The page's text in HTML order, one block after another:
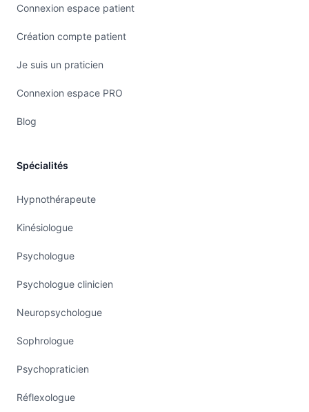
Connexion espace patient
Création compte patient
Je suis un praticien
Connexion espace PRO
Blog
Spécialités
Hypnothérapeute
Kinésiologue
Psychologue
Psychologue clinicien
Neuropsychologue
Sophrologue
Psychopraticien
Réflexologue